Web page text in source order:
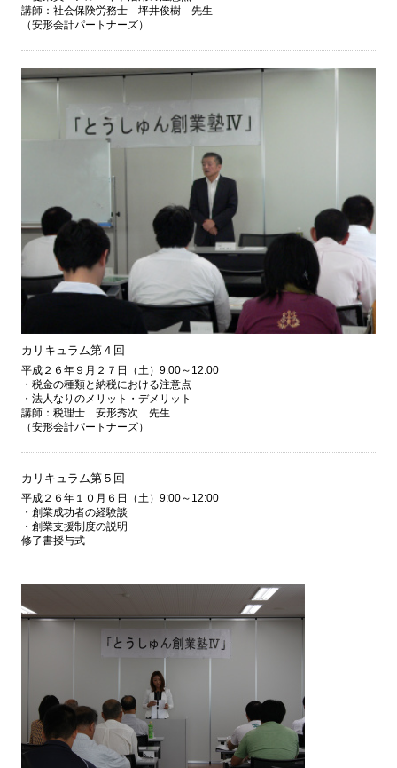
講師：社会保険労務士 坪井俊樹 先生
（安形会計パートナーズ）
カリキュラム第４回
平成２６年９月２７日（土）9:00～12:00
・税金の種類と納税における注意点
・法人なりのメリット・デメリット
講師：税理士 安形秀次 先生
（安形会計パートナーズ）
カリキュラム第５回
平成２６年１０月６日（土）9:00～12:00
・創業成功者の経験談
・創業支援制度の説明
修了書授与式